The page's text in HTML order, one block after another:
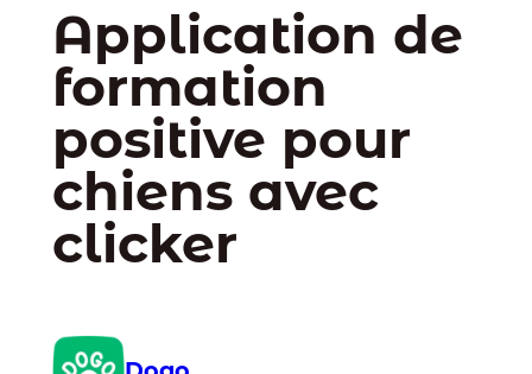
Application de
formation
positive pour
chiens avec
clicker